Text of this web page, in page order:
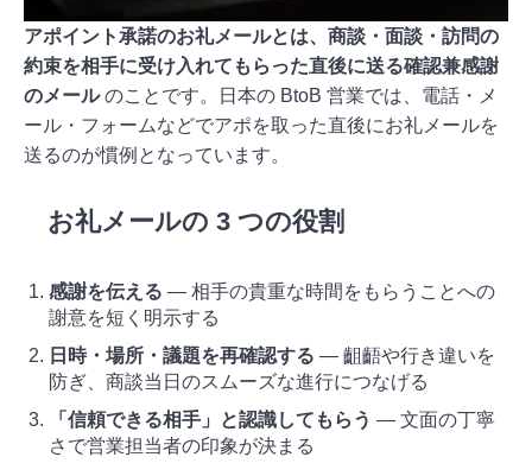
アポイント承諾のお礼メールとは、商談・面談・訪問の
約束を相手に受け入れてもらった直後に送る確認兼感謝
のメールのことです。日本の BtoB 営業では、電話・メ
ール・フォームなどでアポを取った直後にお礼メールを
送るのが慣例となっています。
お礼メールの 3 つの役割
感謝を伝える — 相手の貴重な時間をもらうことへの
謝意を短く明示する
日時・場所・議題を再確認する — 齟齬や行き違いを
防ぎ、商談当日のスムーズな進行につなげる
「信頼できる相手」と認識してもらう — 文面の丁寧
さで営業担当者の印象が決まる